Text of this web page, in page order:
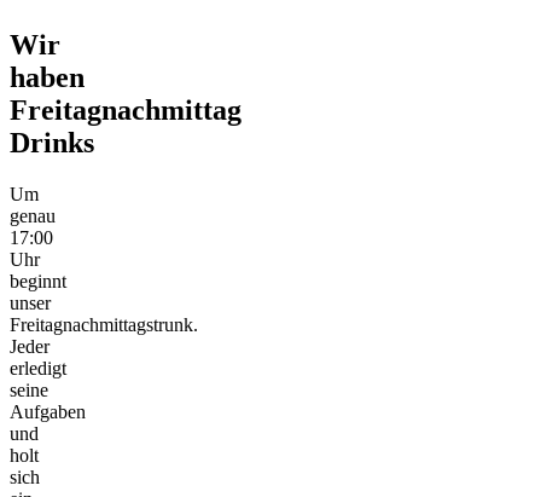
Wir
haben
Freitagnachmittag
Drinks
Um
genau
17:00
Uhr
beginnt
unser
Freitagnachmittagstrunk.
Jeder
erledigt
seine
Aufgaben
und
holt
sich